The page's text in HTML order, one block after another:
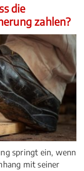
die
zahlen?
springt ein, wenn
mit seiner